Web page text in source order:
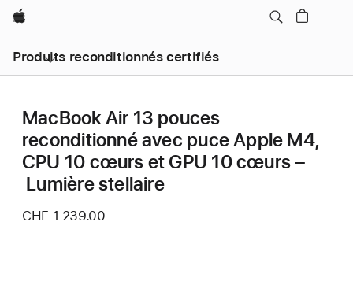
Apple
Produits reconditionnés certifiés
MacBook Air 13 pouces
reconditionné avec puce Apple M4,
CPU 10 cœurs et GPU 10 cœurs –
Lumière stellaire
CHF 1 239.00